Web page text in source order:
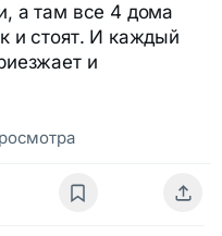
а там все 4 дома
и стоят. И каждый
и